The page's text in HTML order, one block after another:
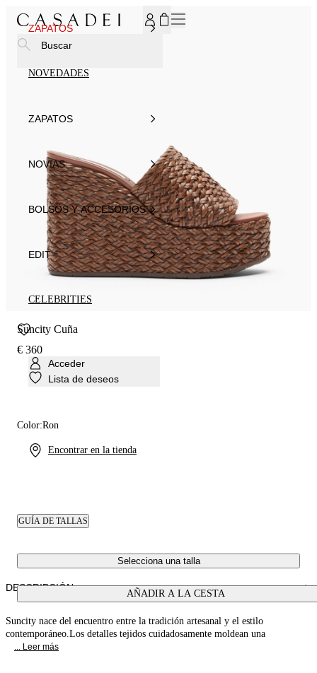
ZAPATOS
NOVEDADES
ZAPATOS
NOVIAS
BOLSOS Y ACCESORIOS
EDIT
CELEBRITIES
Acceder
Lista de deseos
Encontrar en la tienda
Buscar
Suncity Cuña
€ 360
Color:Ron
GUÍA DE TALLAS
Selecciona una talla
AÑADIR A LA CESTA
DESCRIPCIÓN
Suncity nace del encuentro entre la tradición artesanal y el estilo
contemporáneo.Los detalles tejidos cuidadosamente moldean una
... Leer más